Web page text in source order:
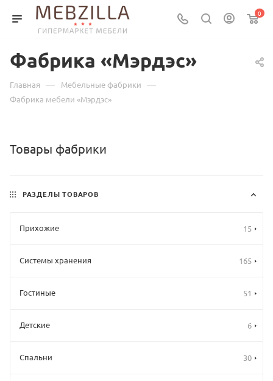
0
Фабрика «Мэрдэс»
Главная — Мебельные фабрики —
Фабрика мебели «Мэрдэс»
Товары фабрики
РАЗДЕЛЫ ТОВАРОВ
Прихожие 15
Системы хранения 165
Гостиные 51
Детские 6
Спальни 30